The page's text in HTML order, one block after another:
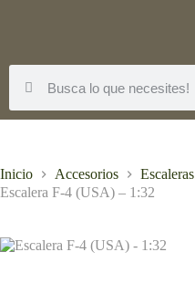
Inicio Accesorios
Escaleras
Escalera F-4 (USA) – 1:32